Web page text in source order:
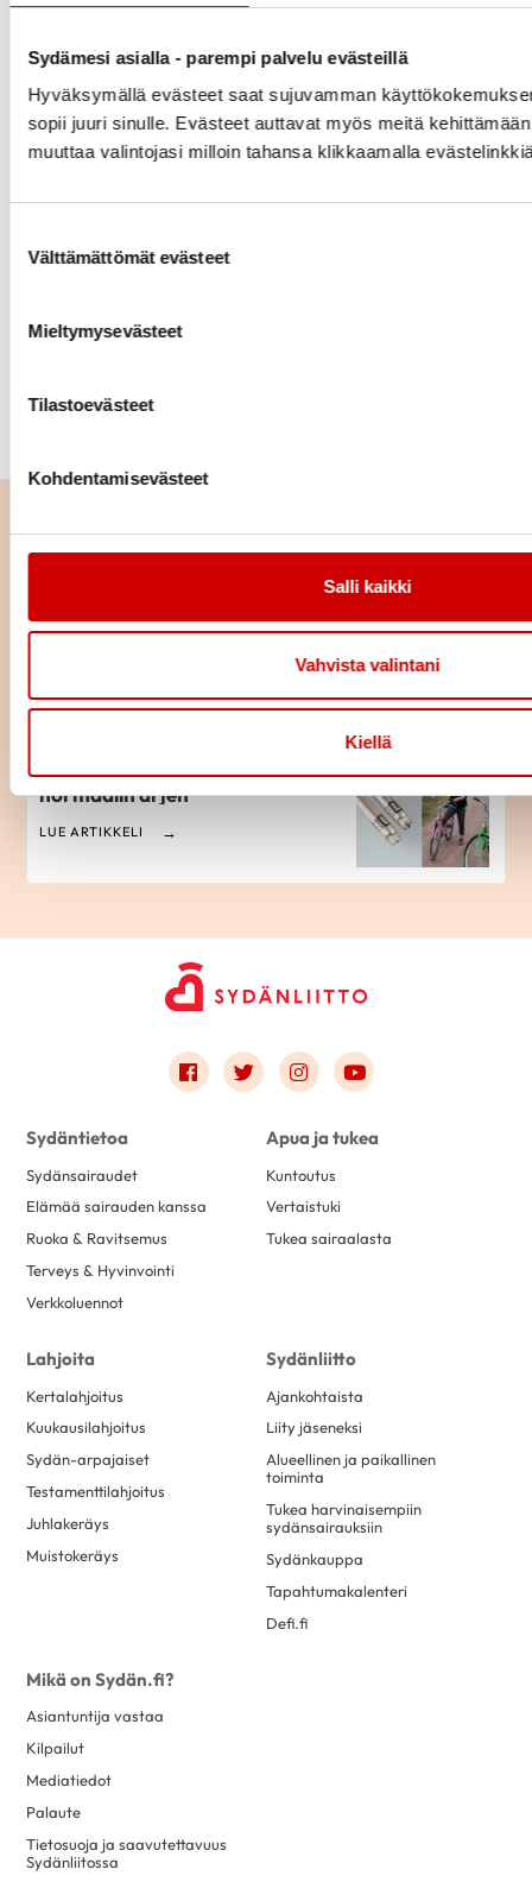
Sydämesi asialla - parempi palvelu evästeillä
Hyväksymällä evästeet saat sujuvamman
sopii juuri sinulle. Evästeet auttavat myös meitä
muuttaa valintojasi milloin tahansa klikkaamalla
Välttämättömät evästeet
Mieltymysevästeet
Tilastoevästeet
Kohdentamisevästeet
Salli kaikki
Vahvista valintani
Kiellä
Lisätietoa:
Suomi elvyttää 2023-kyselytutkimuksen (n= 1 278)
tulokset
https://link.webropolsurveys.com/short/
asiantuntija, elvytys ja riskitekijät
lisää liikettä
johdoton tahdistin mahdollisti
normaalin arjen
LUE ARTIKKELI
Link to facebook
Link to twitter
Link to instagram
Link to youtube
Sydäntietoa
Sydänsairaudet
Elämää sairauden kanssa
Ruoka & Ravitsemus
Terveys & Hyvinvointi
Verkkoluennot
Apua ja tukea
Kuntoutus
Vertaistuki
Tukea sairaalasta
Lahjoita
Kertalahjoitus
Kuukausilahjoitus
Sydän-arpajaiset
Testamenttilahjoitus
Juhlakeräys
Muistokeräys
Sydänliitto
Ajankohtaista
Liity jäseneksi
Alueellinen ja paikallinen
toiminta
Tukea harvinaisempiin
sydänsairauksiin
Sydänkauppa
Tapahtumakalenteri
Defi.fi
Mikä on Sydän.fi?
Asiantuntija vastaa
Kilpailut
Mediatiedot
Palaute
Tietosuoja ja saavutettavuus
Sydänliitossa